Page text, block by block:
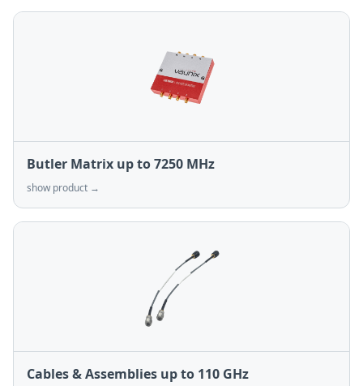
Butler Matrix up to 7250 MHz
show product →
Cables & Assemblies up to 110 GHz